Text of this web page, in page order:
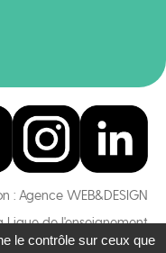
: Agence WEB&DESIGN
de l'enseignement
le contrôle sur ceux que